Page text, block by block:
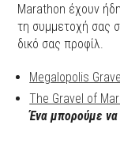
Marathon έχουν
τη συμμετοχή σας
δικό σας προφίλ.
Megalopolis
The Gravel of
Ένα μπορούμε